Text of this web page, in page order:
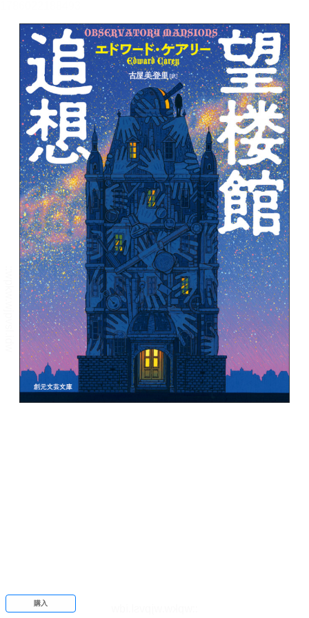
書誌情報
この作品の書誌情報を表示します。
目次・しおり・メモ
目次・しおり・メモを一覧で表示します。
本文検索
本文内から文字を検索します。
自動ページ送り
一定時間経つ毎に自動でページを送ります。
リーダー設定
文字サイズ、エフェクトの変更などを行います。